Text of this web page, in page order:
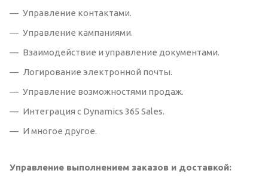
Управление контактами.
Управление кампаниями.
Взаимодействие и управление документами.
Логирование электронной почты.
Управление возможностями продаж.
Интеграция с Dynamics 365 Sales.
И многое другое.
Управление выполнением заказов и доставкой: